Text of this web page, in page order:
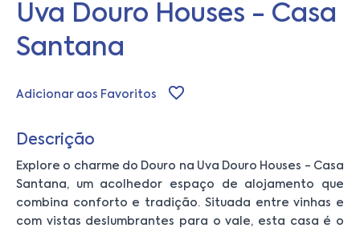
Uva Douro Houses - Casa
Santana
Adicionar aos Favoritos
Descrição
Explore o charme do Douro na Uva Douro Houses - Casa
Santana, um acolhedor espaço de alojamento que
combina conforto e tradição. Situada entre vinhas e
com vistas deslumbrantes para o vale, esta casa é o